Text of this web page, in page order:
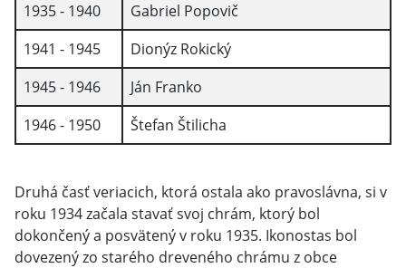
1935 - 1940
Gabriel Popovič
1941 - 1945
Dionýz Rokický
1945 - 1946
Ján Franko
1946 - 1950
Štefan Štilicha
Druhá časť veriacich, ktorá ostala ako pravoslávna, si v
roku 1934 začala stavať svoj chrám, ktorý bol
dokončený a posvätený v roku 1935. Ikonostas bol
dovezený zo starého dreveného chrámu z obce